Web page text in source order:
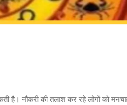
है। नौकरी की तलाश कर रहे लोगों को